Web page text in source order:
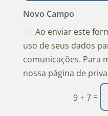
Novo Campo
Ao enviar este
uso de seus dados
comunicações. Para
nossa página de
9 + 7 =